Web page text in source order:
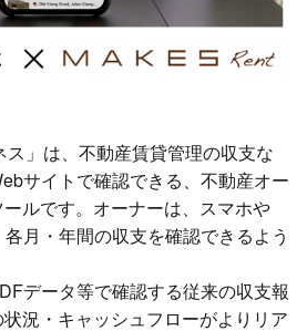
」は、不動産賃貸管理の収支な
サイトで確認できる、不動産オー
ルです。オーナーは、スマホや
月・年間の収支を確認できるよう
データ等で確認する従来の収支報
況・キャッシュフローがよりリア